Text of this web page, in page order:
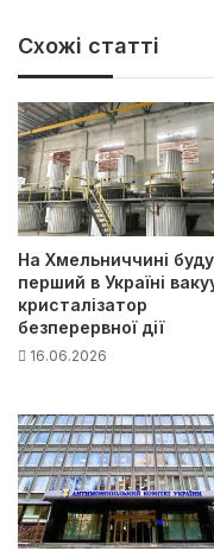
Схожі статті
На Хмельниччині
перший в Україні
кристалізатор
безперервної дії
16.06.2026